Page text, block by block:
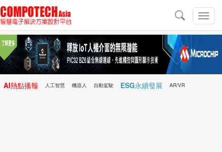
切
換
導
導
航
AI熱點播報 人工智慧 機器人 自動駕駛 ESG永續發展 AR/VR